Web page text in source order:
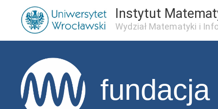
Instytut
Wydział Matematyki i
fundacja